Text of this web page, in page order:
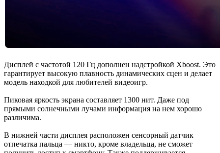
Дисплей с частотой 120 Гц дополнен надстройкой Xboost. Это
гарантирует высокую плавность динамических сцен и делает
модель находкой для любителей видеоигр.
Пиковая яркость экрана составляет 1300 нит. Даже под
прямыми солнечными лучами информация на нем хорошо
различима.
В нижней части дисплея расположен сенсорный датчик
отпечатка пальца — никто, кроме владельца, не сможет